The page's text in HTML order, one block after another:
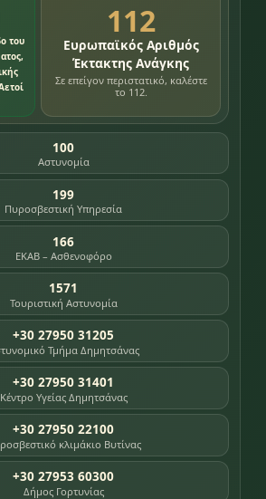
του
112
Ευρωπαϊκός Αριθμός
Έκτακτης Ανάγκης
Σε επείγον περιστατικό, καλέστε
το 112.
100
Αστυνομία
199
Πυροσβεστική Υπηρεσία
166
ΕΚΑΒ – Ασθενοφόρο
1571
Τουριστική Αστυνομία
+30 27950 31205
Τμήμα Δημητσάνας
+30 27950 31401
Κέντρο Υγείας Δημητσάνας
+30 27950 22100
κλιμάκιο Βυτίνας
+30 27953 60300
Δήμος Γορτυνίας